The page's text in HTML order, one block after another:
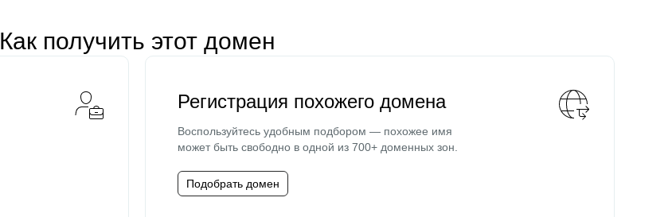
Как получить этот домен
Регистрация похожего домена
Воспользуйтесь удобным подбором — похожее имя
может быть свободно в одной из 700+ доменных зон.
Подобрать домен